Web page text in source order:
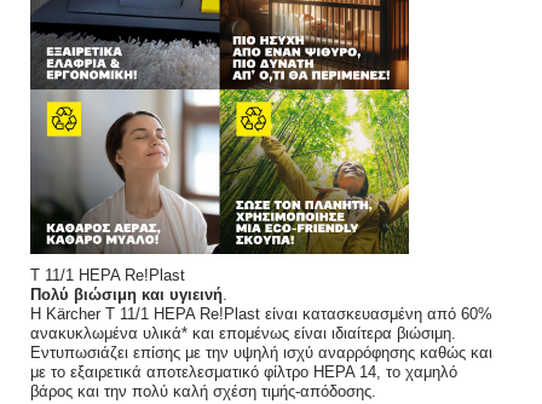
T 11/1 HEPA Re!Plast
Πολύ βιώσιμη και υγιεινή.
Η Kärcher T 11/1 HEPA Re!Plast είναι κατασκευασμένη από 60%
ανακυκλωμένα υλικά* και επομένως είναι ιδιαίτερα βιώσιμη.
Εντυπωσιάζει επίσης με την υψηλή ισχύ αναρρόφησης καθώς και
με το εξαιρετικά αποτελεσματικό φίλτρο HEPA 14, το χαμηλό
βάρος και την πολύ καλή σχέση τιμής-απόδοσης.